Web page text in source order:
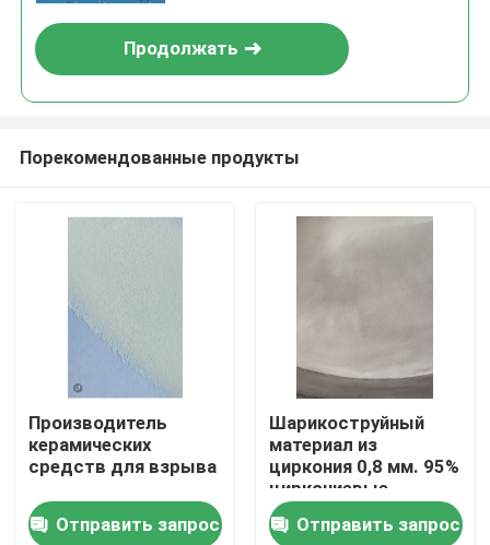
Главная страница
Продукция
О Компании
Продолжать
Порекомендованные продукты
Производитель
керамических
средств для взрыва
Отправить запрос
Шарикоструйный
материал из
циркония 0,8 мм. 95%
циркониевые
шарики. Шлифование
3,0 мм.Отправить запрос